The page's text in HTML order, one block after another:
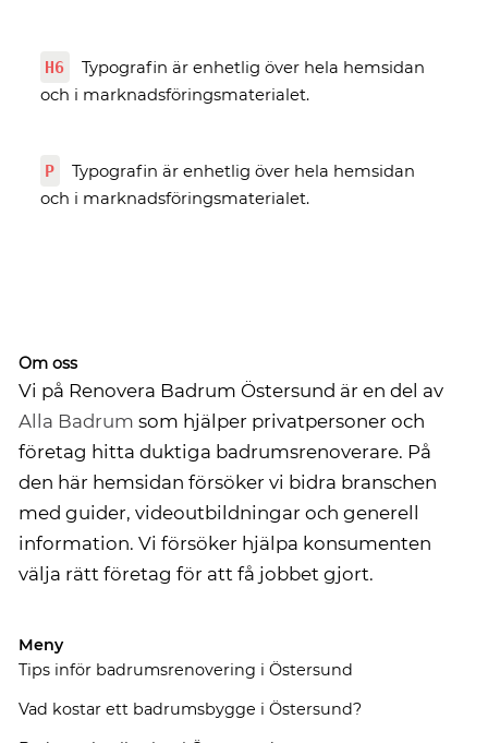
H6
Typografin är enhetlig över hela hemsidan
och i marknadsföringsmaterialet.
P
Typografin är enhetlig över hela hemsidan
och i marknadsföringsmaterialet.
Om oss
Vi på Renovera Badrum Östersund är en del av
Alla Badrum som hjälper privatpersoner och
företag hitta duktiga badrumsrenoverare. På
den här hemsidan försöker vi bidra branschen
med guider, videoutbildningar och generell
information. Vi försöker hjälpa konsumenten
välja rätt företag för att få jobbet gjort.
Meny
Tips inför badrumsrenovering i Östersund
Vad kostar ett badrumsbygge i Östersund?